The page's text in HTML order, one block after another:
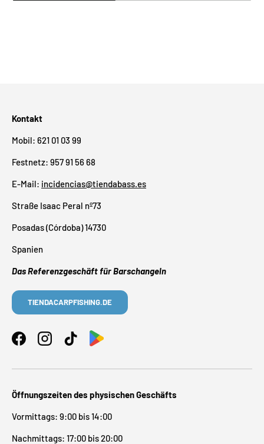
Kontakt
Mobil: 621 01 03 99
Festnetz: 957 91 56 68
E-Mail: incidencias@tiendabass.es
Straße Isaac Peral nº73
Posadas (Córdoba) 14730
Spanien
Das Referenzgeschäft für Barschangeln
TIENDACARPFISHING.DE
FacebookInstagramTikTok
Öffnungszeiten des physischen Geschäfts
Vormittags: 9:00 bis 14:00
Nachmittags: 17:00 bis 20:00